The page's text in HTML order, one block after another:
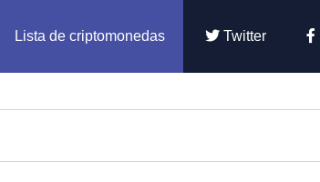
Lista de criptomonedas Twitter